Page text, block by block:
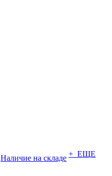
Наличие на складе + ЕЩЕ